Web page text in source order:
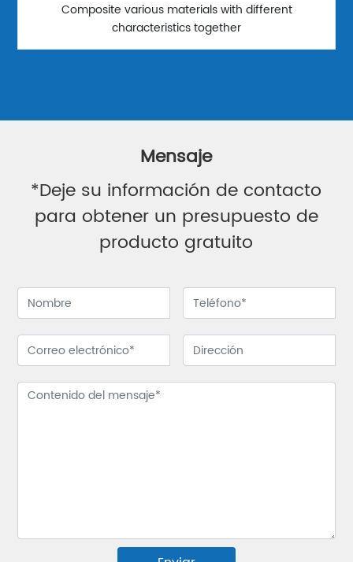
Composite various materials with different
characteristics together
Mensaje
*Deje su información de contacto
para obtener un presupuesto de
producto gratuito